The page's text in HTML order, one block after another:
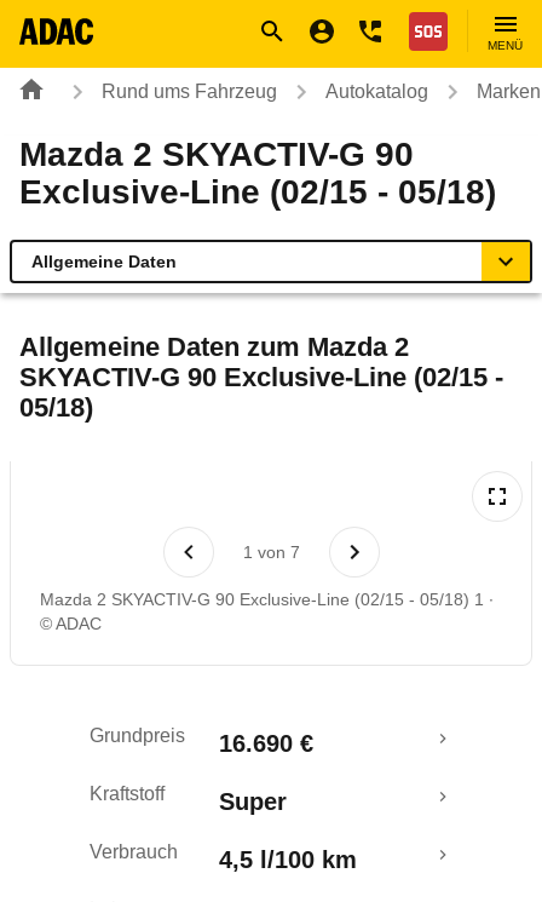
Nothilfe
MENÜ
Rund ums Fahrzeug Autokatalog
Mazda 2 SKYACTIV-G 90
Exclusive-Line (02/15 - 05/18)
Allgemeine Daten
Technische Daten
Rückrufe & Mängel
Crashtest
Allgemeine Daten zum Mazda 2
SKYACTIV-G 90 Exclusive-Line (02/15 -
05/18)
1 von 7
Mazda 2 SKYACTIV-G 90 Exclusive-Line (02/15 - 05/18) 1
© ADAC
Grundpreis 16.690 €
Kraftstoff Super
Verbrauch 4,5 l/100 km